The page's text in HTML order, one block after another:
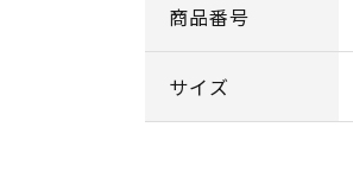
商品番号
サイズ